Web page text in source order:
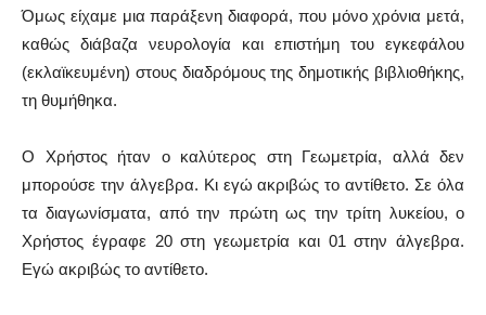
Όμως είχαμε μια παράξενη διαφορά, που μόνο χρόνια μετά,
καθώς διάβαζα νευρολογία και επιστήμη του εγκεφάλου
(εκλαϊκευμένη) στους διαδρόμους της δημοτικής βιβλιοθήκης,
τη θυμήθηκα.
Ο Χρήστος ήταν ο καλύτερος στη Γεωμετρία, αλλά δεν
μπορούσε την άλγεβρα. Κι εγώ ακριβώς το αντίθετο. Σε όλα
τα διαγωνίσματα, από την πρώτη ως την τρίτη λυκείου, ο
Χρήστος έγραφε 20 στη γεωμετρία και 01 στην άλγεβρα.
Εγώ ακριβώς το αντίθετο.